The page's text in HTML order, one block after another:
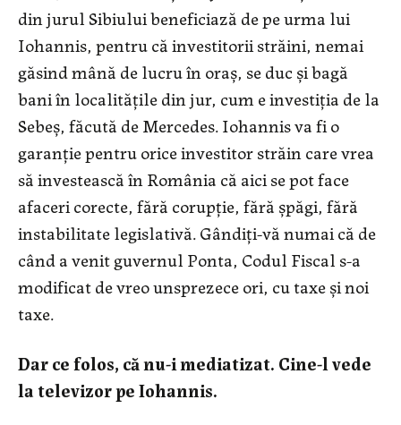
din jurul Sibiului beneficiază de pe urma lui
Iohannis, pentru că investitorii străini, nemai
găsind mână de lucru în oraş, se duc şi bagă
bani în localităţile din jur, cum e investiţia de la
Sebeş, făcută de Mercedes. Iohannis va fi o
garanţie pentru orice investitor străin care vrea
să investească în România că aici se pot face
afaceri corecte, fără corupţie, fără şpăgi, fără
instabilitate legislativă. Gândiţi-vă numai că de
când a venit guvernul Ponta, Codul Fiscal s-a
modificat de vreo unsprezece ori, cu taxe şi noi
taxe.
Dar ce folos, că nu-i mediatizat. Cine-l vede
la televizor pe Iohannis.